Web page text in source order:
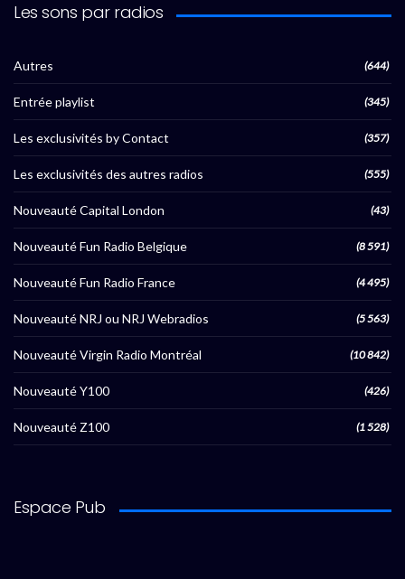
Les sons par radios
Autres (644)
Entrée playlist (345)
Les exclusivités by Contact (357)
Les exclusivités des autres radios (555)
Nouveauté Capital London (43)
Nouveauté Fun Radio Belgique (8 591)
Nouveauté Fun Radio France (4 495)
Nouveauté NRJ ou NRJ Webradios (5 563)
Nouveauté Virgin Radio Montréal (10 842)
Nouveauté Y100 (426)
Nouveauté Z100 (1 528)
Espace Pub